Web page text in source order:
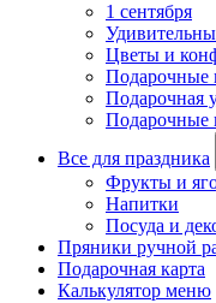
1 сентября
Цветы и
Подарочные
Подарочная
Подарочные
Все для праздника
Фрукты и
Напитки
Посуда и
Пряники ручной
Подарочная карта
Калькулятор меню